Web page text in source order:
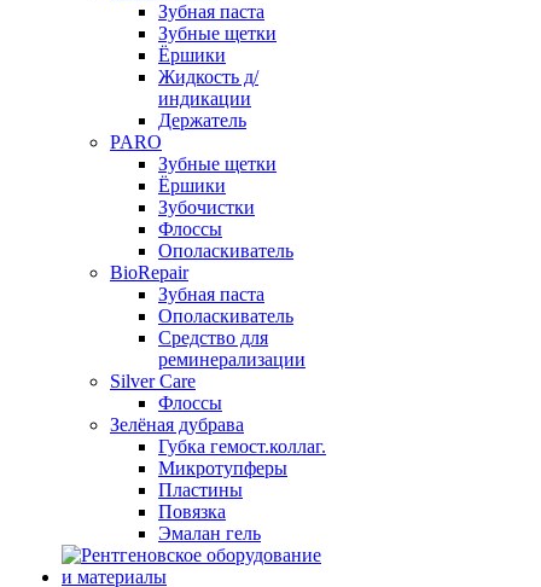
Зубная паста
Зубные щетки
Ёршики
Жидкость д/
индикации
Держатель
PARO
Зубные щетки
Ёршики
Зубочистки
Флоссы
Ополаскиватель
BioRepair
Зубная паста
Ополаскиватель
Средство для
реминерализации
Silver Care
Флоссы
Зелёная дубрава
Губка гемост.коллаг.
Микротупферы
Пластины
Повязка
Эмалан гель